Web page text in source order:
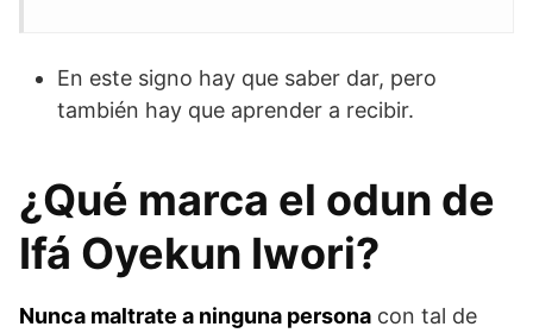
En este signo hay que saber dar, pero
también hay que aprender a recibir.
¿Qué marca el odun de
Ifá Oyekun Iwori?
Nunca maltrate a ninguna persona con tal de